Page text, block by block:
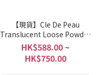
【現貨】Cle De Peau
Translucent Loose Powder
24g
HK$588.00 ~
HK$750.00